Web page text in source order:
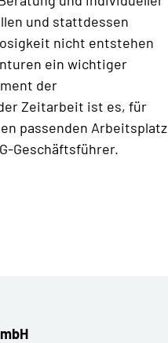
und stattdessen
nicht entstehen
ein wichtiger
der
Zeitarbeit ist es, für
passenden Arbeitsplatz
Geschäftsführer.